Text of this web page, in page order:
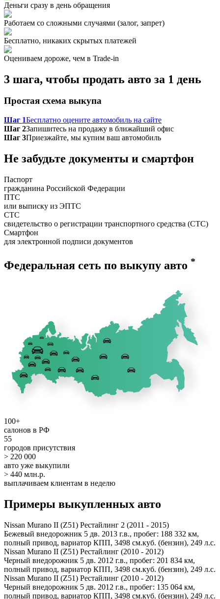
Деньги сразу в день обращения
Работаем со сложными случаями (залог, запрет)
Бесплатно, никаких скрытых платежей
Оцениваем дороже, чем в Trade‑in
3 шага, чтобы продать авто за 1 день
Простая схема выкупа
Шаг 1Бесплатно оцените автомобиль на сайте
Шаг 2Запишитесь на продажу в ближайший офис
Шаг 3Приезжайте, мы купим ваш автомобиль
Не забудьте документы и смартфон
Паспорт
гражданина Российской Федерации
ПТС
или выписку из ЭПТС
СТС
свидетельство о регистрации транспортного средства (СТС)
Смартфон
для электронной подписи документов
Федеральная сеть по выкупу авто *
100+
салонов в РФ
55
городов присутствия
> 220 000
авто уже выкупили
> 440 млн.р.
выплачиваем клиентам в неделю
Примеры выкупленных авто
Nissan Murano II (Z51) Рестайлинг 2 (2011 - 2015)
Бежевый внедорожник 5 дв. 2013 г.в., пробег: 188 332 км,
полный привод, вариатор КПП, 3498 см.куб. (бензин), 249 л.с.
Nissan Murano II (Z51) Рестайлинг (2010 - 2012)
Черный внедорожник 5 дв. 2012 г.в., пробег: 201 834 км,
полный привод, вариатор КПП, 3498 см.куб. (бензин), 249 л.с.
Nissan Murano II (Z51) Рестайлинг (2010 - 2012)
Черный внедорожник 5 дв. 2012 г.в., пробег: 135 064 км,
полный привод, вариатор КПП, 3498 см.куб. (бензин), 249 л.с.